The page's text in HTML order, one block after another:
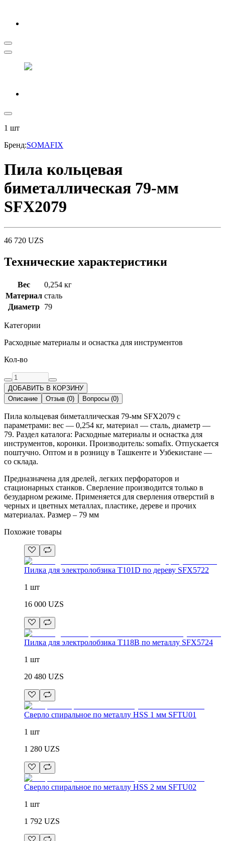
1 шт
Бренд:SOMAFIX
Пила кольцевая
биметаллическая 79-мм
SFX2079
46 720 UZS
Технические характеристики
Вес
0,254 кг
Материал сталь
Диаметр 79
Категории
Расходные материалы и оснастка для инструментов
Кол-во
ДОБАВИТЬ В КОРЗИНУ
Описание
Отзыв (0) Вопросы (0)
Пила кольцевая биметаллическая 79-мм SFX2079 с
параметрами: вес — 0,254 кг, материал — сталь, диаметр —
79. Раздел каталога: Расходные материалы и оснастка для
инструментов, коронки. Производитель: somafix. Отпускается
поштучно. Оптом и в розницу в Ташкенте и Узбекистане —
со склада.
Предназначена для дрелей, легких перфораторов и
стационарных станков. Сверление производится только в
безударном режиме. Применяется для сверления отверстий в
черных и цветных металлах, пластике, дереве и прочих
материалах. Размер – 79 мм
Похожие товары
Пилка для электролобзика T101D по дереву SFX5722
1 шт
16 000 UZS
Пилка для электролобзика T118B по металлу SFX5724
1 шт
20 480 UZS
Сверло спиральное по металлу HSS 1 мм SFTU01
1 шт
1 280 UZS
Сверло спиральное по металлу HSS 2 мм SFTU02
1 шт
1 792 UZS